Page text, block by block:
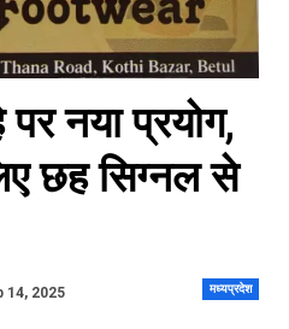
नया प्रयोग,
छह सिग्नल से
मध्यप्रदेश
14, 2025